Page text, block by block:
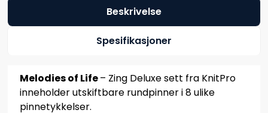
Beskrivelse
Spesifikasjoner
Melodies of Life– Zing Deluxe sett fra KnitPro
inneholder utskiftbare rundpinner i 8 ulike
pinnetykkelser.